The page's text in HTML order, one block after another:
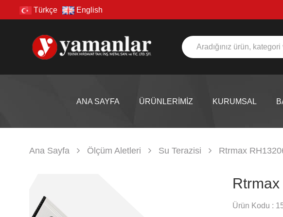
Türkçe English
ANA SAYFA ÜRÜNLERİMİZ KURUMSAL
Ana Sayfa Ölçüm Aletleri Su Terazisi Rtrmax
Ürün Kodu :